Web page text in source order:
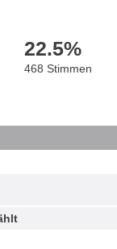
22.5%
468 Stimmen